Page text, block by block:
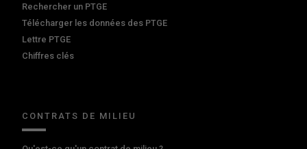
Rechercher un PTGE
Télécharger les données des PTGE
Lettre PTGE
Chiffres clés
CONTRATS DE MILIEU